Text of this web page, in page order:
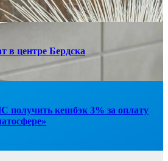
в центре Бердска
кешбэк 3% за оплату